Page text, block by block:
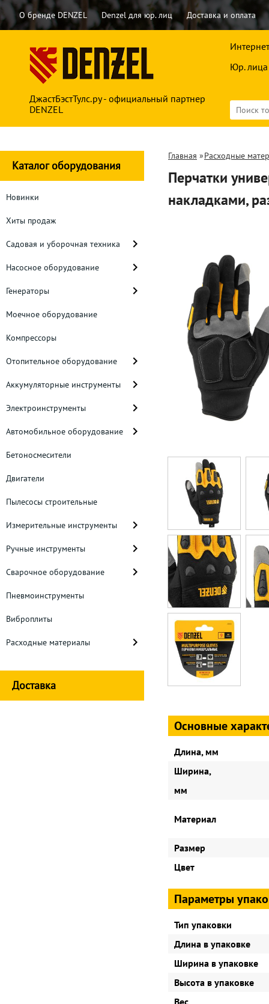
О бренде DENZEL Denzel для юр. лиц Доставка и оплата
ДжастБэстТулс.ру - официальный партнер
DENZEL
Юр. лица
Каталог оборудования
Новинки
Хиты продаж
Садовая и уборочная техника
Насосное оборудование
Генераторы
Моечное оборудование
Компрессоры
Отопительное оборудование
Аккумуляторные инструменты
Электроинструменты
Автомобильное оборудование
Бетоносмесители
Двигатели
Пылесосы строительные
Измерительные инструменты
Ручные инструменты
Сварочное оборудование
Пневмоинструменты
Виброплиты
Расходные материалы
Доставка
Главная »Расходные
Перчатки
накладками,
Основные
Длина, мм
Ширина,
мм
Материал
Размер
Цвет
Параметры
Тип упаковки
Длина в упаковке
Ширина в упаковке
Высота в упаковке
Вес